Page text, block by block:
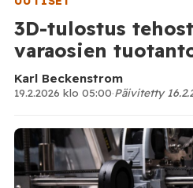
3D-tulostus
varaosien
Karl Beckenstrom
19.2.2026 klo 05:00·Päivitetty